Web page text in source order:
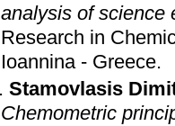
analysis of science
Research in
Ioannina - Greece.
Stamovlasis
Chemometric